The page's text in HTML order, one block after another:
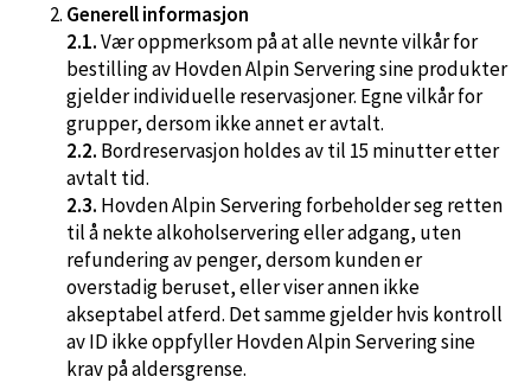
Generell informasjon
2.1.Vær oppmerksom på at alle nevnte vilkår for
bestilling av Hovden Alpin Servering sine produkter
gjelder individuelle reservasjoner. Egne vilkår for
grupper, dersom ikke annet er avtalt.
2.2. Bordreservasjon holdes av til 15 minutter etter
avtalt tid.
2.3. Hovden Alpin Servering forbeholder seg retten
til å nekte alkoholservering eller adgang, uten
refundering av penger, dersom kunden er
overstadig beruset, eller viser annen ikke
akseptabel atferd. Det samme gjelder hvis kontroll
av ID ikke oppfyller Hovden Alpin Servering sine
krav på aldersgrense.